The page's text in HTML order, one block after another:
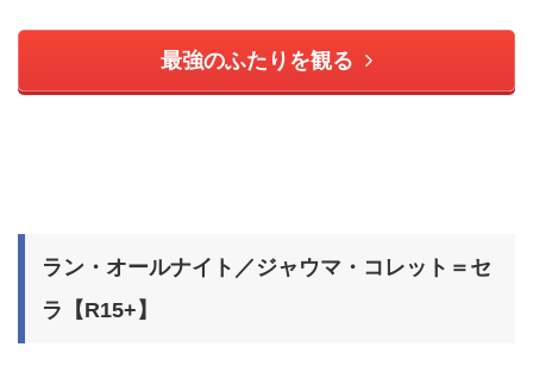
最強のふたりを観る
ラン・オールナイト／ジャウマ・コレット＝セ
ラ【R15+】